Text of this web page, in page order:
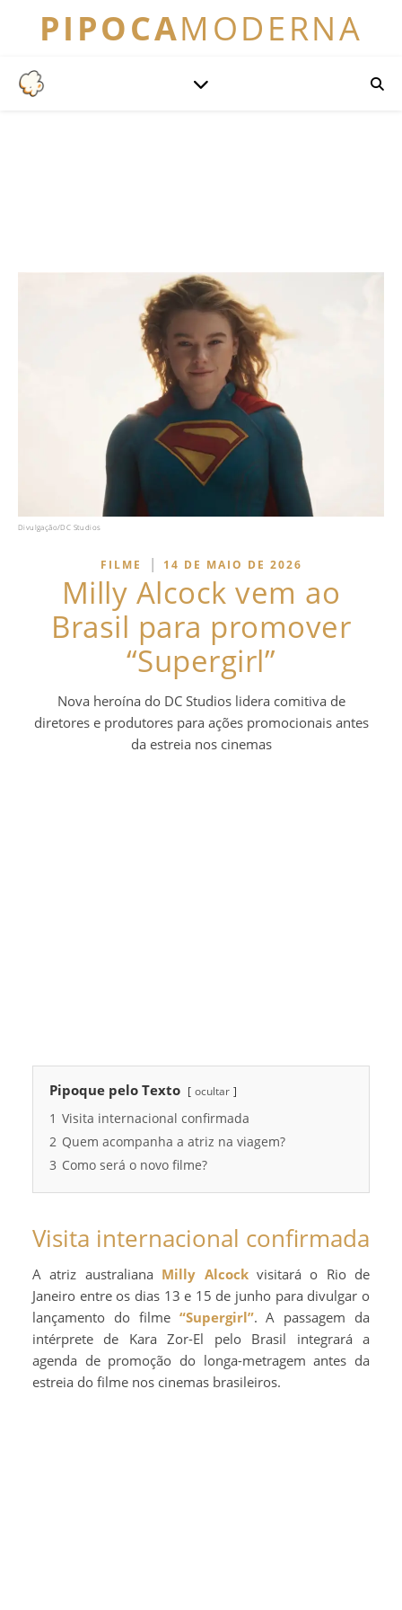
PIPOCAMODERNA
Divulgação/DC Studios
FILME | 14 DE MAIO DE 2026
Milly Alcock vem ao
Brasil para promover
“Supergirl”
Nova heroína do DC Studios lidera comitiva de
diretores e produtores para ações promocionais antes
da estreia nos cinemas
Pipoque pelo Texto ocultar
1 Visita internacional confirmada
2 Quem acompanha a atriz na viagem?
3 Como será o novo filme?
Visita internacional confirmada
A atriz australiana Milly Alcockvisitará o Rio de
Janeiro entre os dias 13 e 15 de junho para divulgar o
lançamento do filme “Supergirl”. A passagem da
intérprete de Kara Zor-El pelo Brasil integrará a
agenda de promoção do longa-metragem antes da
estreia do filme nos cinemas brasileiros.